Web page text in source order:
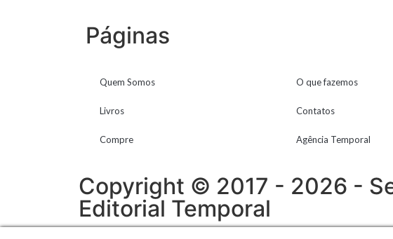
Páginas
Quem Somos
Livros
Compre
O que fazemos
Contatos
Agência Temporal
Copyright © 2017 - 2026 -
Editorial Temporal